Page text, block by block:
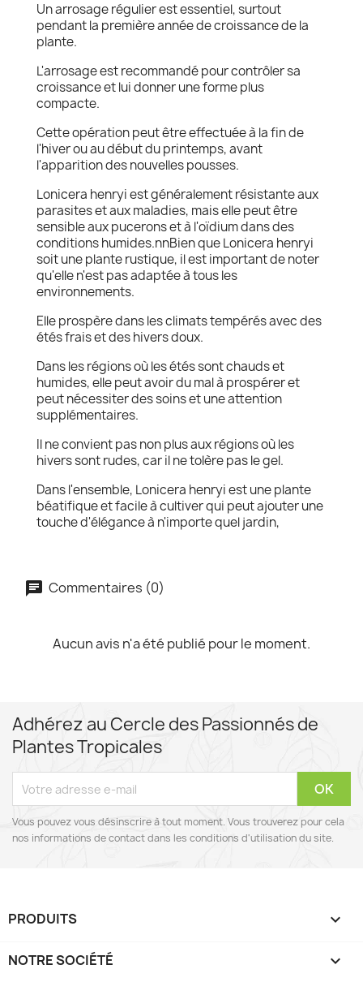
Un arrosage régulier est essentiel, surtout
pendant la première année de croissance de la
plante.
L'arrosage est recommandé pour contrôler sa
croissance et lui donner une forme plus
compacte.
Cette opération peut être effectuée à la fin de
l'hiver ou au début du printemps, avant
l'apparition des nouvelles pousses.
Lonicera henryi est généralement résistante aux
parasites et aux maladies, mais elle peut être
sensible aux pucerons et à l'oïdium dans des
conditions humides.nnBien que Lonicera henryi
soit une plante rustique, il est important de noter
qu'elle n'est pas adaptée à tous les
environnements.
Elle prospère dans les climats tempérés avec des
étés frais et des hivers doux.
Dans les régions où les étés sont chauds et
humides, elle peut avoir du mal à prospérer et
peut nécessiter des soins et une attention
supplémentaires.
Il ne convient pas non plus aux régions où les
hivers sont rudes, car il ne tolère pas le gel.
Dans l'ensemble, Lonicera henryi est une plante
béatifique et facile à cultiver qui peut ajouter une
touche d'élégance à n'importe quel jardin,
Commentaires (0)
Aucun avis n'a été publié pour le moment.
Adhérez au Cercle des Passionnés de
Plantes Tropicales
Vous pouvez vous désinscrire à tout moment. Vous trouverez pour cela
nos informations de contact dans les conditions d'utilisation du site.
PRODUITS 
NOTRE SOCIÉTÉ 